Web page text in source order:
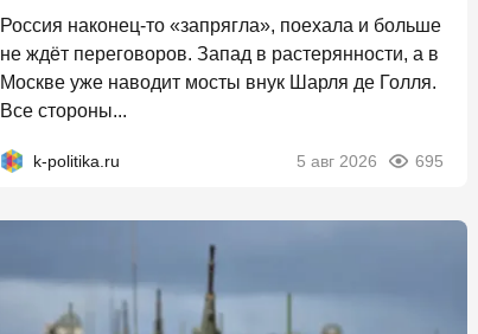
Россия наконец-то «запрягла», поехала и больше
не ждёт переговоров. Запад в растерянности, а в
Москве уже наводит мосты внук Шарля де Голля.
Все стороны...
k-politika.ru 5 авг 2026 695